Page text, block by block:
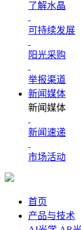
了解水晶
可持续发展
阳光采购
举报渠道
新闻媒体
新闻媒体
新闻速递
市场活动
首页
产品与技术